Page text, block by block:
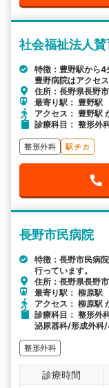
社会福祉法人
特徴：豊野駅から4
豊野病院はアクセ
住所：長野県長野
最寄り駅： 豊野
アクセス： 豊野駅
診療科目： 整形外
整形外科 駅チカ
長野市民病院
特徴：長野市民病
行っています。
住所：長野県長野
最寄り駅： 柳原
アクセス： 柳原駅
診療科目： 整形外
泌尿器科/形成外科
整形外科
診療時間